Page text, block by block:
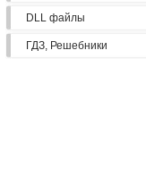
DLL файлы
ГДЗ, Решебники